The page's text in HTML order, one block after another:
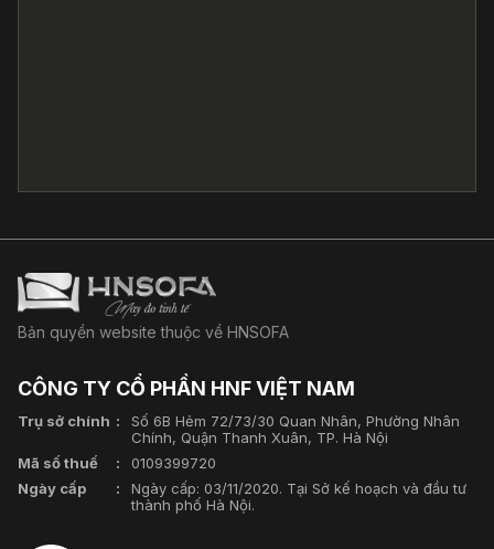
Bản quyền website thuộc về HNSOFA
CÔNG TY CỔ PHẦN HNF VIỆT NAM
Trụ sở chính
Số 6B Hẻm 72/73/30 Quan Nhân, Phường Nhân
Chính, Quận Thanh Xuân, TP. Hà Nội
Mã số thuế
0109399720
Ngày cấp
Ngày cấp: 03/11/2020. Tại Sở kế hoạch và đầu tư
thành phố Hà Nội.